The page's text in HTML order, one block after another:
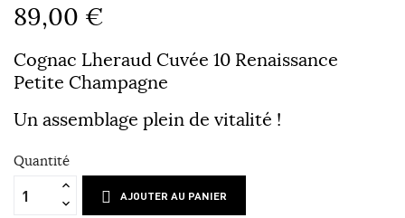
89,00 €
Cognac Lheraud Cuvée 10 Renaissance
Petite Champagne
Un assemblage plein de vitalité !
Quantité
AJOUTER AU PANIER